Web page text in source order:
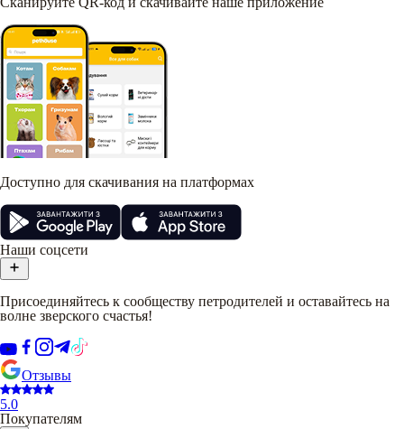
Доступно для скачивания на платформах
Наши соцсети
Присоединяйтесь к сообществу петродителей и оставайтесь на
волне зверского счастья!
Отзывы
5.0
Покупателям